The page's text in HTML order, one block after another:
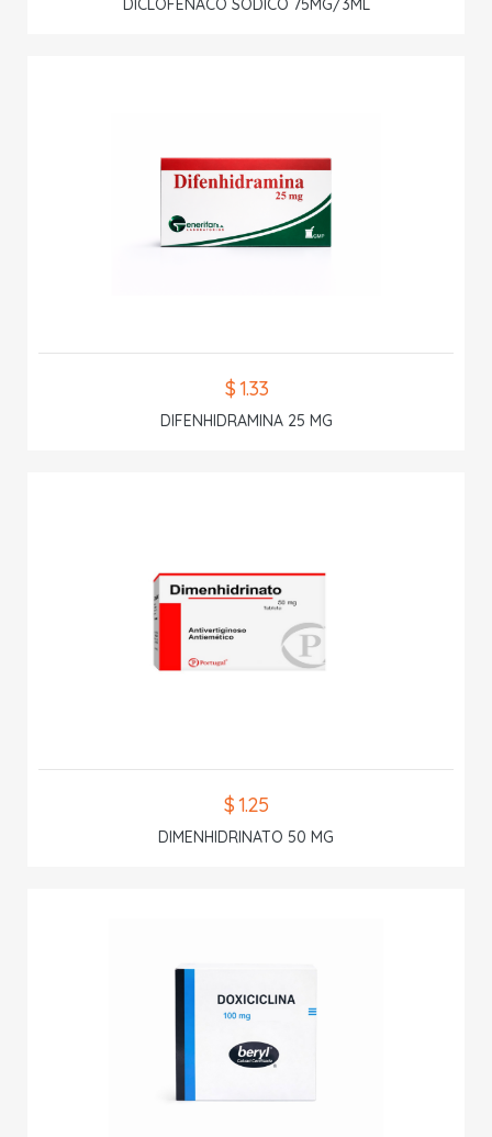
DICLOFENACO SODICO 75MG/3ML
$ 1.33
DIFENHIDRAMINA 25 MG
$ 1.25
DIMENHIDRINATO 50 MG